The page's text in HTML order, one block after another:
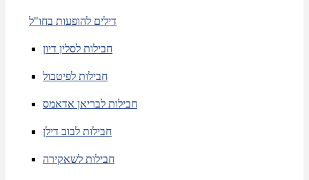
דילים להופעות בחו"ל
חבילות לסלין דיון
חבילות לפיטבול
חבילות לבריאן אדאמס
חבילות לבוב דילן
חבילות לשאקירה